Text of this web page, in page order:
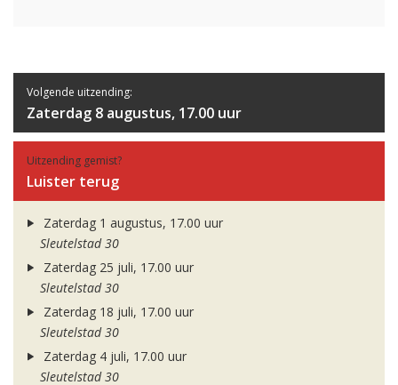
Volgende uitzending:
Zaterdag 8 augustus, 17.00 uur
Uitzending gemist?
Luister terug
Zaterdag 1 augustus, 17.00 uur
Sleutelstad 30
Zaterdag 25 juli, 17.00 uur
Sleutelstad 30
Zaterdag 18 juli, 17.00 uur
Sleutelstad 30
Zaterdag 4 juli, 17.00 uur
Sleutelstad 30